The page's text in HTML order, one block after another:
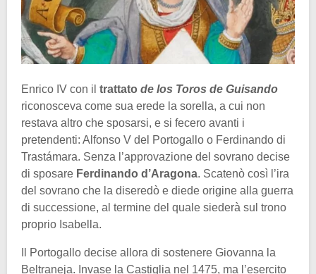
Enrico IV con il trattato de los Toros de Guisando
riconosceva come sua erede la sorella, a cui non
restava altro che sposarsi, e si fecero avanti i
pretendenti: Alfonso V del Portogallo o Ferdinando di
Trastámara. Senza l’approvazione del sovrano decise
di sposare Ferdinando d’Aragona. Scatenò così l’ira
del sovrano che la diseredò e diede origine alla guerra
di successione, al termine del quale siederà sul trono
proprio Isabella.
Il Portogallo decise allora di sostenere Giovanna la
Beltraneja. Invase la Castiglia nel 1475, ma l’esercito